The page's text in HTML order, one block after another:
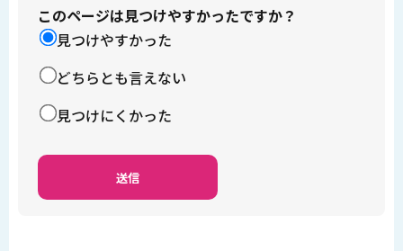
このページは見つけやすかったですか？
見つけやすかった
どちらとも言えない
見つけにくかった